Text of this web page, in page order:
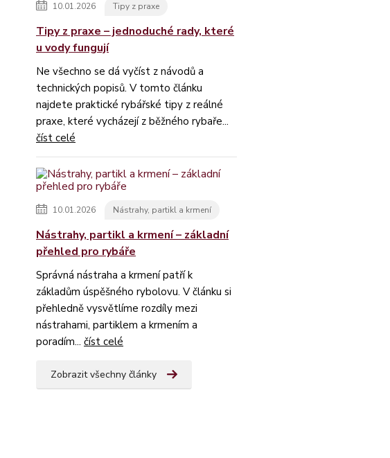
10.01.2026 Tipy z praxe
Tipy z praxe – jednoduché rady, které
u vody fungují
Ne všechno se dá vyčíst z návodů a
technických popisů. V tomto článku
najdete praktické rybářské tipy z reálné
praxe, které vycházejí z běžného rybaře...
číst celé
10.01.2026 Nástrahy, partikl a krmení
Nástrahy, partikl a krmení – základní
přehled pro rybáře
Správná nástraha a krmení patří k
základům úspěšného rybolovu. V článku si
přehledně vysvětlíme rozdíly mezi
nástrahami, partiklem a krmením a
poradím... číst celé
Zobrazit všechny články